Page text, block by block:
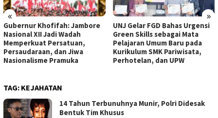
« »
Gubernur Khofifah: Jambore
Nasional XII Jadi Wadah
Memperkuat Persatuan,
Persaudaraan, dan Jiwa
Nasionalisme Pramuka
UNJ Gelar FGD Bahas Urgensi
Green Skills sebagai Mata
Pelajaran Umum Baru pada
Kurikulum SMK Pariwisata,
Perhotelan, dan UPW
TAG: KEJAHATAN
14 Tahun Terbunuhnya Munir, Polri Didesak
Bentuk Tim Khusus